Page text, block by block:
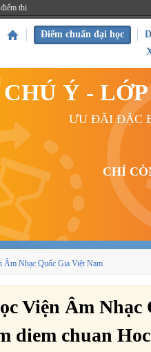
thi
Điểm chuẩn đại học
CHÚ Ý -
ƯU ĐÃI ĐẶC
CHỈ
Âm Nhạc Quốc Gia Việt Nam
Viện Âm Nhạc
diem chuan